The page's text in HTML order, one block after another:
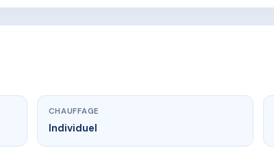
CHAUFFAGE
Individuel